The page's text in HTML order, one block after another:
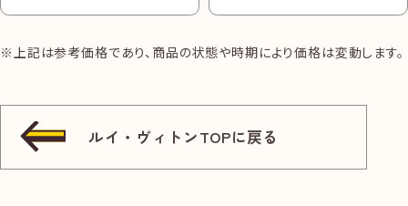
※上記は参考価格であり、商品の状態や時期により価格は変動します。
ルイ・ヴィトンTOPに戻る